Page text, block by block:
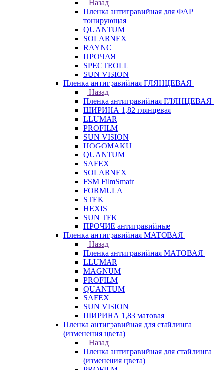
Назад
Пленка антигравийная для ФАР
тонирующая
QUANTUM
SOLARNEX
RAYNO
ПРОЧАЯ
SPECTROLL
SUN VISION
Пленка антигравийная ГЛЯНЦЕВАЯ
Назад
Пленка антигравийная ГЛЯНЦЕВАЯ
ШИРИНА 1,82 глянцевая
LLUMAR
PROFILM
SUN VISION
HOGOMAKU
QUANTUM
SAFEX
SOLARNEX
FSM FilmSmatr
FORMULA
STEK
HEXIS
SUN TEK
ПРОЧИЕ антигравийные
Пленка антигравийная МАТОВАЯ
Назад
Пленка антигравийная МАТОВАЯ
LLUMAR
MAGNUM
PROFILM
QUANTUM
SAFEX
SUN VISION
ШИРИНА 1,83 матовая
Пленка антигравийная для стайлинга
(изменения цвета)
Назад
Пленка антигравийная для стайлинга
(изменения цвета)